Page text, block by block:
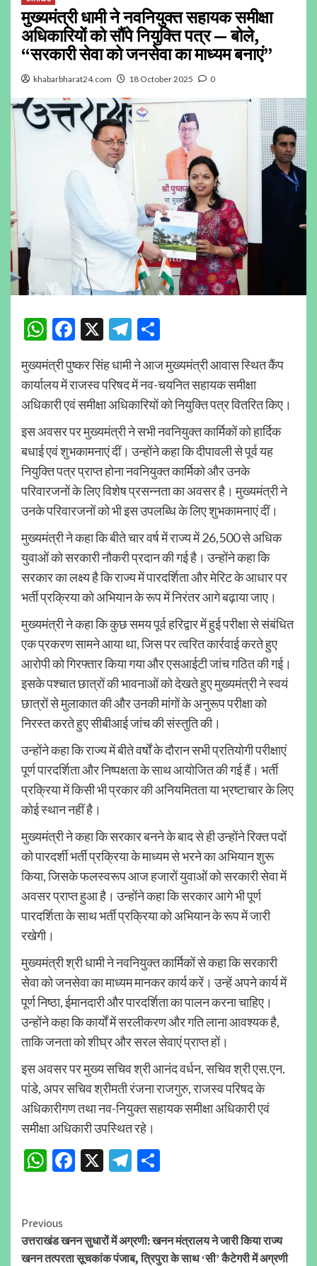
मुख्यमंत्री धामी ने नवनियुक्त सहायक समीक्षा
अधिकारियों को सौंपे नियुक्ति पत्र — बोले,
“सरकारी सेवा को जनसेवा का माध्यम बनाएं”
khabarbharat24.com 18 October 2025 0
WhatsApp
Facebook
X Telegram
मुख्यमंत्री पुष्कर सिंह धामी ने आज मुख्यमंत्री आवास स्थित कैंप
कार्यालय में राजस्व परिषद में नव-चयनित सहायक समीक्षा
अधिकारी एवं समीक्षा अधिकारियों को नियुक्ति पत्र वितरित किए।
इस अवसर पर मुख्यमंत्री ने सभी नवनियुक्त कार्मिकों को हार्दिक
बधाई एवं शुभकामनाएं दीं। उन्होंने कहा कि दीपावली से पूर्व यह
नियुक्ति पत्र प्राप्त होना नवनियुक्त कार्मिको और उनके
परिवारजनों के लिए विशेष प्रसन्नता का अवसर है। मुख्यमंत्री ने
उनके परिवारजनों को भी इस उपलब्धि के लिए शुभकामनाएं दीं।
मुख्यमंत्री ने कहा कि बीते चार वर्ष में राज्य में 26,500 से अधिक
युवाओं को सरकारी नौकरी प्रदान की गई है। उन्होंने कहा कि
सरकार का लक्ष्य है कि राज्य में पारदर्शिता और मेरिट के आधार पर
भर्ती प्रक्रिया को अभियान के रूप में निरंतर आगे बढ़ाया जाए।
मुख्यमंत्री ने कहा कि कुछ समय पूर्व हरिद्वार में हुई परीक्षा से संबंधित
एक प्रकरण सामने आया था, जिस पर त्वरित कार्रवाई करते हुए
आरोपी को गिरफ्तार किया गया और एसआईटी जांच गठित की गई।
इसके पश्चात छात्रों की भावनाओं को देखते हुए मुख्यमंत्री ने स्वयं
छात्रों से मुलाकात की और उनकी मांगों के अनुरूप परीक्षा को
निरस्त करते हुए सीबीआई जांच की संस्तुति की।
उन्होंने कहा कि राज्य में बीते वर्षों के दौरान सभी प्रतियोगी परीक्षाएं
पूर्ण पारदर्शिता और निष्पक्षता के साथ आयोजित की गई हैं। भर्ती
प्रक्रिया में किसी भी प्रकार की अनियमितता या भ्रष्टाचार के लिए
कोई स्थान नहीं है।
मुख्यमंत्री ने कहा कि सरकार बनने के बाद से ही उन्होंने रिक्त पदों
को पारदर्शी भर्ती प्रक्रिया के माध्यम से भरने का अभियान शुरू
किया, जिसके फलस्वरूप आज हजारों युवाओं को सरकारी सेवा में
अवसर प्राप्त हुआ है। उन्होंने कहा कि सरकार आगे भी पूर्ण
पारदर्शिता के साथ भर्ती प्रक्रिया को अभियान के रूप में जारी
रखेगी।
मुख्यमंत्री श्री धामी ने नवनियुक्त कार्मिकों से कहा कि सरकारी
सेवा को जनसेवा का माध्यम मानकर कार्य करें। उन्हें अपने कार्य में
पूर्ण निष्ठा, ईमानदारी और पारदर्शिता का पालन करना चाहिए।
उन्होंने कहा कि कार्यों में सरलीकरण और गति लाना आवश्यक है,
ताकि जनता को शीघ्र और सरल सेवाएं प्राप्त हों।
इस अवसर पर मुख्य सचिव श्री आनंद वर्धन, सचिव श्री एस.एन.
पांडे, अपर सचिव श्रीमती रंजना राजगुरु, राजस्व परिषद के
अधिकारीगण तथा नव-नियुक्त सहायक समीक्षा अधिकारी एवं
समीक्षा अधिकारी उपस्थित रहे।
WhatsApp
Facebook
X Telegram
Continue
Reading
Previous
उत्तराखंड खनन सुधारों में अग्रणी: खनन मंत्रालय ने जारी किया राज्य
खनन तत्परता सूचकांक पंजाब, त्रिपुरा के साथ ‘सी’ कैटेगरी में अग्रणी